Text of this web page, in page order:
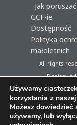
Jak
GCF-ie
Dostępność
Polityka
małoletnich
All rights
Design:
Używamy
korzystania z
Możesz
używamy, lub